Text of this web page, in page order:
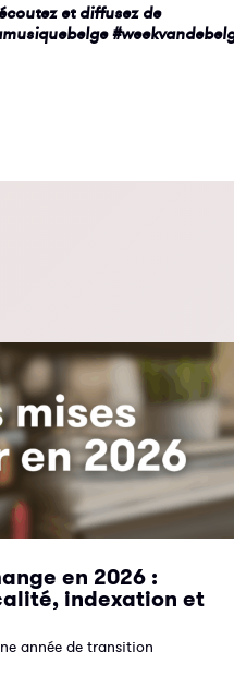
et diffusez de
en 2026 :
indexation et
année de transition